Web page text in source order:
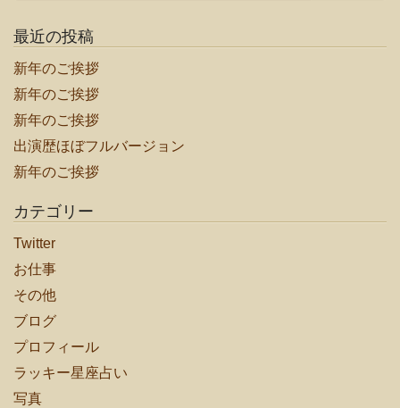
ー
シ
ョ
ン
最近の投稿
新年のご挨拶
新年のご挨拶
新年のご挨拶
出演歴ほぼフルバージョン
新年のご挨拶
カテゴリー
Twitter
お仕事
その他
ブログ
プロフィール
ラッキー星座占い
写真